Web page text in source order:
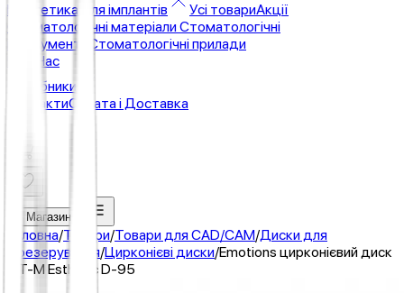
Протетика для імплантів
Усі товариАкції
Стоматологічні матеріалиСтоматологічні
інструменти
Стоматологічні прилади
Про Нас
Виробники
КонтактиОплата і Доставка
В Магазин
Головна/Товари/Товари для CAD/CAM/Диски для
фрезерування/Цирконієві диски/Emotions цирконієвий диск
GT-M Esthetic D-95